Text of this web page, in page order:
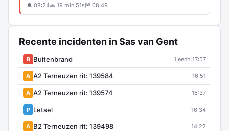
🔔 08:24🚗 19 min 51s 🏁 08:49
Recente incidenten in Sas van Gent
B Buitenbrand 1 eenh.17:57
A A2 Terneuzen rit: 139584 16:51
A A2 Terneuzen rit: 139574 16:37
P Letsel 16:34
A B2 Terneuzen rit: 139498 14:22